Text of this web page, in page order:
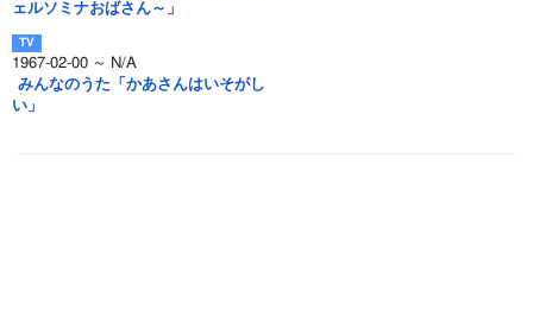
ェルソミナおばさん～」
1967-02-00 ～ N/A
みんなのうた「かあさんはいそがし
い」